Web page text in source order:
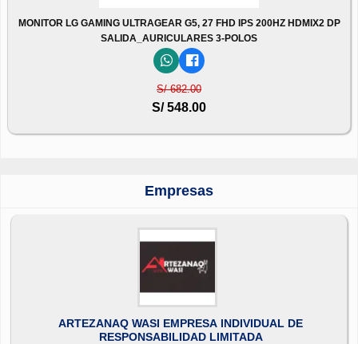
MONITOR LG GAMING ULTRAGEAR G5, 27 FHD IPS 200HZ HDMIX2 DP
SALIDA_AURICULARES 3-POLOS
S/ 682.00
S/ 548.00
Empresas
ARTEZANAQ WASI EMPRESA INDIVIDUAL DE
RESPONSABILIDAD LIMITADA